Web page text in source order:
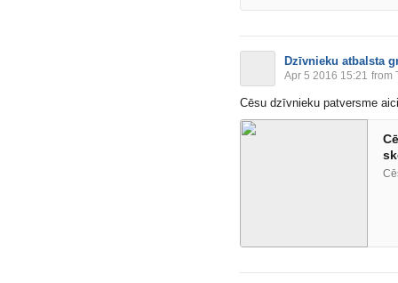
Dzīvnieku atbalsta
Apr 5 2016 15:21 from
Cēsu dzīvnieku patversme